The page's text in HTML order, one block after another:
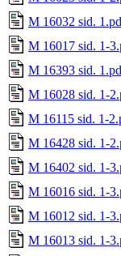
M 16032 sid.
M 16017 sid. 1-
M 16393 sid.
M 16028 sid. 1-
M 16115 sid. 1-
M 16428 sid. 1-
M 16402 sid. 1-
M 16016 sid. 1-
M 16012 sid. 1-
M 16013 sid. 1-